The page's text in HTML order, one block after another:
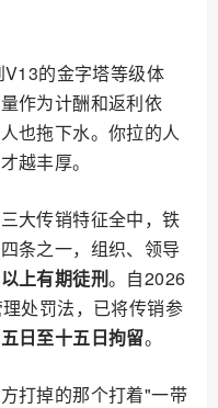
的金字塔等级体
作为计酬和返利依
也拖下水。你拉的人
越丰厚。
大传销特征全中，铁
条之一，组织、领导
上有期徒刑。自2026
处罚法，已将传销参
五日至十五日拘留。
打掉的那个打着"一带